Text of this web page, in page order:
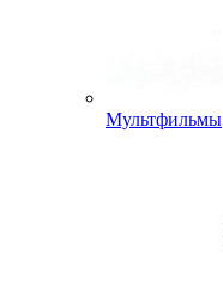
Мультфильмы